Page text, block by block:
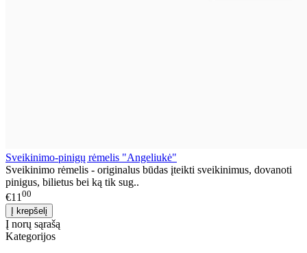
Sveikinimo-pinigų rėmelis "Angeliukė"
Sveikinimo rėmelis - originalus būdas įteikti sveikinimus, dovanoti
pinigus, bilietus bei ką tik sug..
€11 00
Į norų sąrašą
Kategorijos